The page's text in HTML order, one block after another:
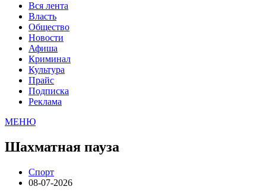
Вся лента
Власть
Общество
Новости
Афиша
Криминал
Культура
Прайс
Подписка
Реклама
МЕНЮ
Шахматная пауза
Спорт
08-07-2026